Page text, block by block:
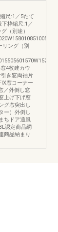
尺:1／5たて
枠縮尺:1／
（別途）
ング（別
4枚建カウ
き窓両袖片
窓コーナー
／外倒し窓
上げ下げ窓
グ窓突出し
ー）外倒し
ちドア通風
認定商品網
商品納まり